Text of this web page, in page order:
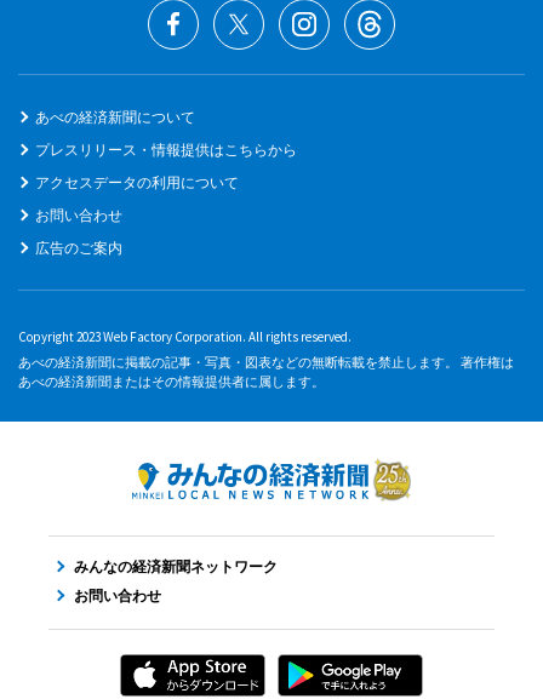
あべの経済新聞について
プレスリリース・情報提供はこちらから
アクセスデータの利用について
お問い合わせ
広告のご案内
Copyright 2023 Web Factory Corporation. All rights reserved.
あべの経済新聞に掲載の記事・写真・図表などの無断転載を禁止します。 著作権は
あべの経済新聞またはその情報提供者に属します。
みんなの経済新聞ネットワーク
お問い合わせ